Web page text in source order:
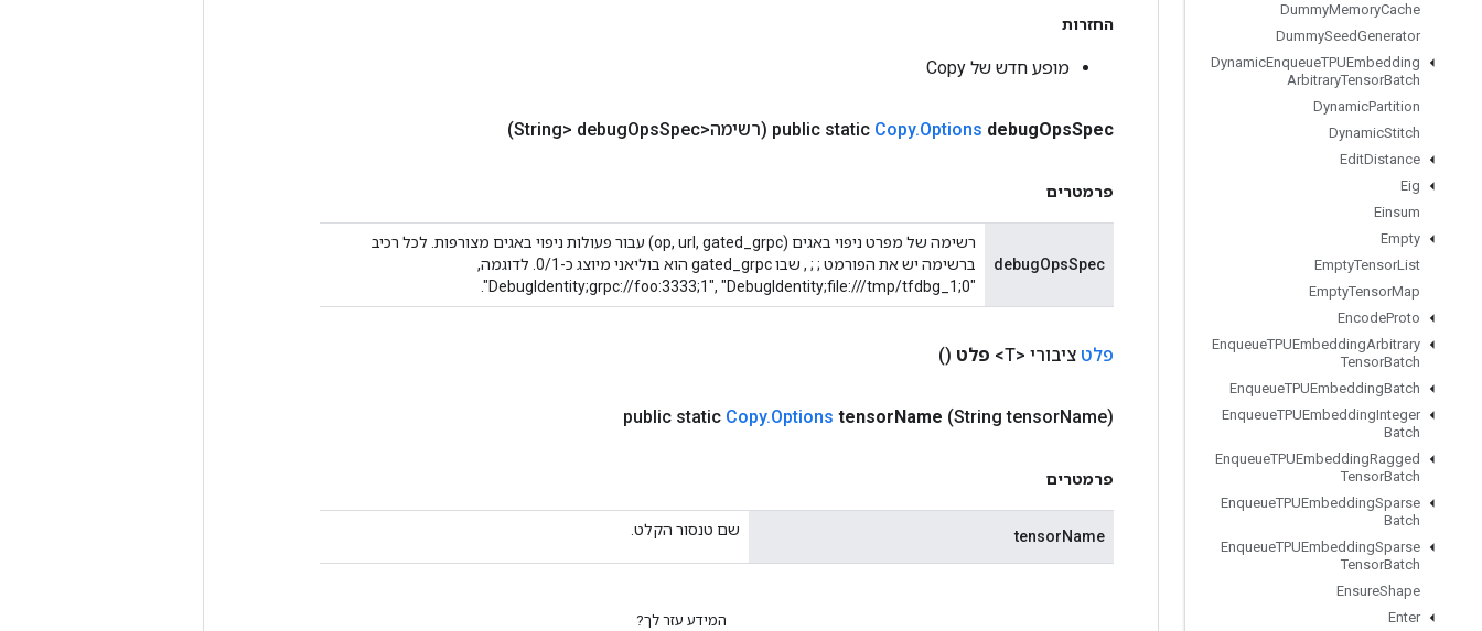
DummyMemoryCache
DummySeedGenerator
DynamicEnqueueTPUEmbedding
ArbitraryTensorBatch
DynamicPartition
DynamicStitch
EditDistance
Eig
Einsum
Empty
EmptyTensorList
EmptyTensorMap
EncodeProto
EnqueueTPUEmbeddingArbitrary
TensorBatch
EnqueueTPUEmbeddingBatch
EnqueueTPUEmbeddingInteger
Batch
EnqueueTPUEmbeddingRagged
TensorBatch
EnqueueTPUEmbeddingSparse
Batch
EnqueueTPUEmbeddingSparse
TensorBatch
EnsureShape
Enter
החזרות
מופע חדש של Copy
public static Copy.Options debugOpsSpec (רשימה<String> debug OpsSpec)
פרמטרים
debugOpsSpec
רשימה של מפרט ניפוי באגים (op, url, gated_grpc) עבור פעולות ניפוי באגים מצורפות. לכל רכיב
ברשימה יש את הפורמט ;
;
, שבו gated_grpc הוא בוליאני מיוצג כ-0/1. לדוגמה,
"DebugIdentity;grpc://foo:3333;1", "DebugIdentity;file:///tmp/tfdbg_1;0".
פלט ציבורי <T> פלט ()
public static Copy.Options tensorName (String tensorName)
פרמטרים
tensorName שם טנסור הקלט.
המידע עזר לך?